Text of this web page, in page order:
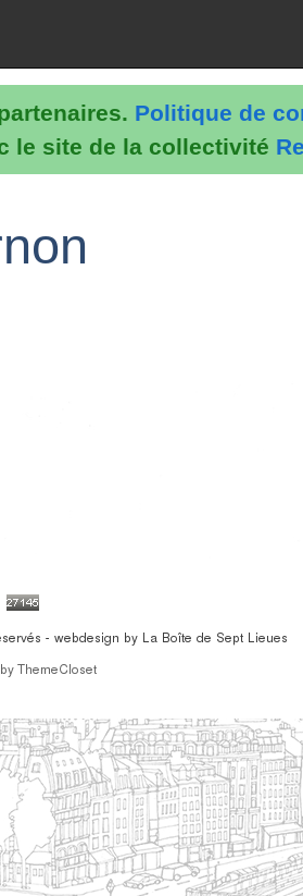
Politique de
le site de la collectivité